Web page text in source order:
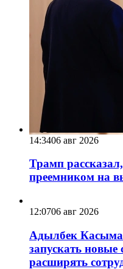
14:3406 авг 2026
Трамп
преемником на
12:0706 авг 2026
Адылбек
запускать
расширять